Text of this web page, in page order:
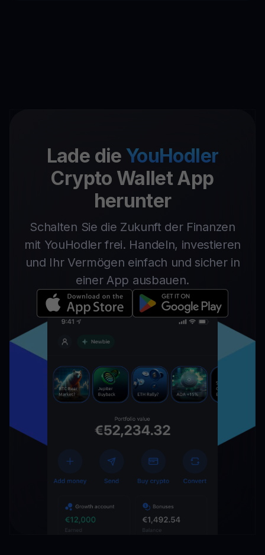
Lade die YouHodler
Crypto Wallet App
herunter
Schalten Sie die Zukunft der Finanzen
mit YouHodler frei. Handeln, investieren
und Ihr Vermögen einfach und sicher in
einer App ausbauen.